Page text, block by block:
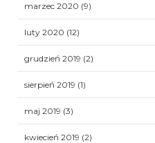
marzec 2020 (9)
luty 2020 (12)
grudzień 2019 (2)
sierpień 2019 (1)
maj 2019 (3)
kwiecień 2019 (2)